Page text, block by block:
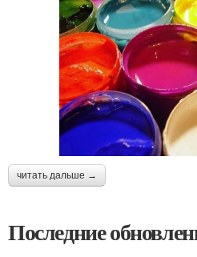
читать дальше →
Последние